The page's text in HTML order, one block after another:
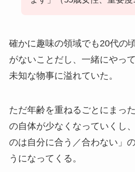
確かに趣味の領域でも20代の
がないことだし、一緒にやっ
未知な物事に溢れていた。
ただ年齢を重ねるごとにまっ
の自体が少なくなっていくし
のは自分に合う／合わない」
うになってくる。